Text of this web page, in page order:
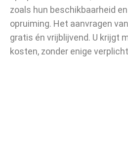
zoals hun beschikbaarheid
opruiming. Het aanvragen
gratis én vrijblijvend. U krijgt
kosten, zonder enige